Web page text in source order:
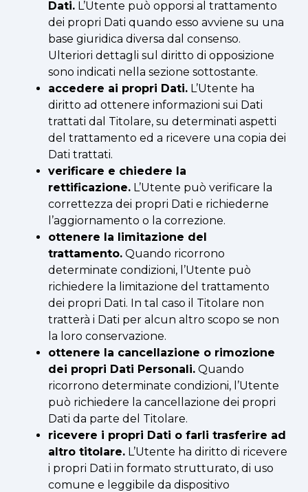
Dati. L’Utente può opporsi al trattamento
dei propri Dati quando esso avviene su una
base giuridica diversa dal consenso.
Ulteriori dettagli sul diritto di opposizione
sono indicati nella sezione sottostante.
accedere ai propri Dati. L’Utente ha
diritto ad ottenere informazioni sui Dati
trattati dal Titolare, su determinati aspetti
del trattamento ed a ricevere una copia dei
Dati trattati.
verificare e chiedere la
rettificazione. L’Utente può verificare la
correttezza dei propri Dati e richiederne
l’aggiornamento o la correzione.
ottenere la limitazione del
trattamento. Quando ricorrono
determinate condizioni, l’Utente può
richiedere la limitazione del trattamento
dei propri Dati. In tal caso il Titolare non
tratterà i Dati per alcun altro scopo se non
la loro conservazione.
ottenere la cancellazione o rimozione
dei propri Dati Personali. Quando
ricorrono determinate condizioni, l’Utente
può richiedere la cancellazione dei propri
Dati da parte del Titolare.
ricevere i propri Dati o farli trasferire ad
altro titolare. L’Utente ha diritto di ricevere
i propri Dati in formato strutturato, di uso
comune e leggibile da dispositivo